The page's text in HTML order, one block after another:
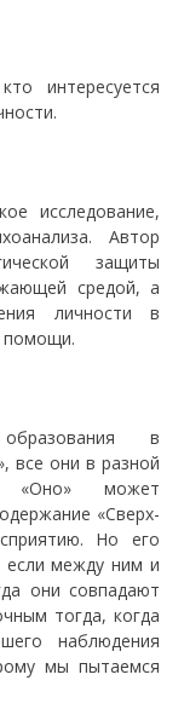
интересуется
исследование,
Автор
защиты
средой, а
личности в
помощи.
в
все они в разной
«Оно» может
«Сверх-
Но его
если между ним и
они совпадают
тогда, когда
наблюдения
мы пытаемся